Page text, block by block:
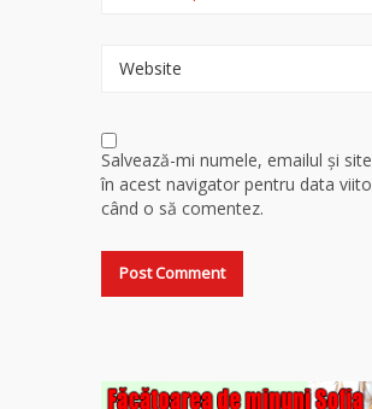
Website
Salvează-mi numele, emailul și
în acest navigator pentru data
când o să comentez.